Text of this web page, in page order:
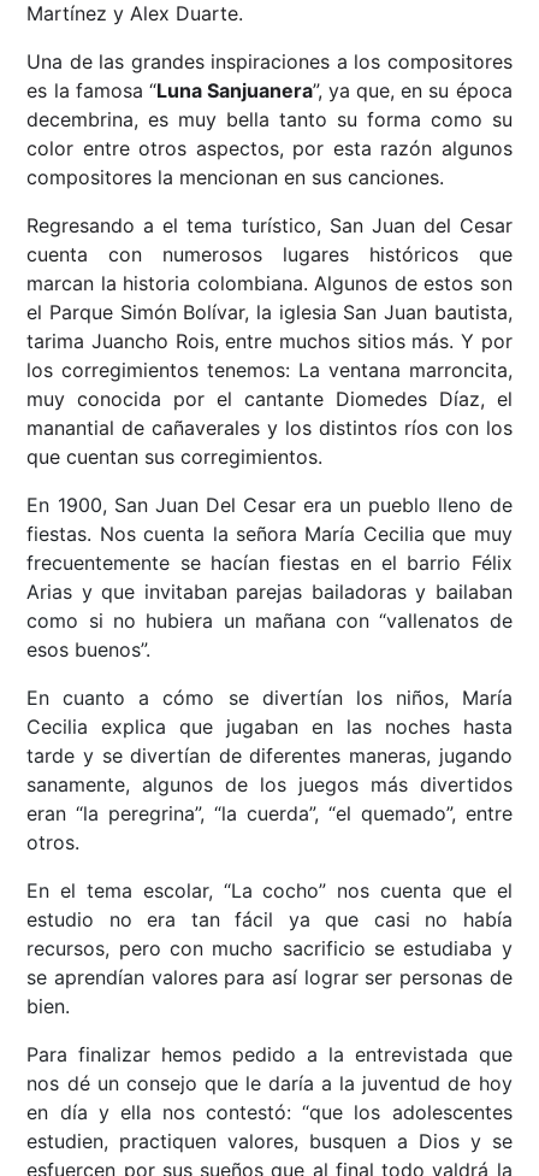
Martínez y Alex Duarte.
Una de las grandes inspiraciones a los compositores
es la famosa “Luna Sanjuanera”, ya que, en su época
decembrina, es muy bella tanto su forma como su
color entre otros aspectos, por esta razón algunos
compositores la mencionan en sus canciones.
Regresando a el tema turístico, San Juan del Cesar
cuenta con numerosos lugares históricos que
marcan la historia colombiana. Algunos de estos son
el Parque Simón Bolívar, la iglesia San Juan bautista,
tarima Juancho Rois, entre muchos sitios más. Y por
los corregimientos tenemos: La ventana marroncita,
muy conocida por el cantante Diomedes Díaz, el
manantial de cañaverales y los distintos ríos con los
que cuentan sus corregimientos.
En 1900, San Juan Del Cesar era un pueblo lleno de
fiestas. Nos cuenta la señora María Cecilia que muy
frecuentemente se hacían fiestas en el barrio Félix
Arias y que invitaban parejas bailadoras y bailaban
como si no hubiera un mañana con “vallenatos de
esos buenos”.
En cuanto a cómo se divertían los niños, María
Cecilia explica que jugaban en las noches hasta
tarde y se divertían de diferentes maneras, jugando
sanamente, algunos de los juegos más divertidos
eran “la peregrina”, “la cuerda”, “el quemado”, entre
otros.
En el tema escolar, “La cocho” nos cuenta que el
estudio no era tan fácil ya que casi no había
recursos, pero con mucho sacrificio se estudiaba y
se aprendían valores para así lograr ser personas de
bien.
Para finalizar hemos pedido a la entrevistada que
nos dé un consejo que le daría a la juventud de hoy
en día y ella nos contestó: “que los adolescentes
estudien, practiquen valores, busquen a Dios y se
esfuercen por sus sueños que al final todo valdrá la